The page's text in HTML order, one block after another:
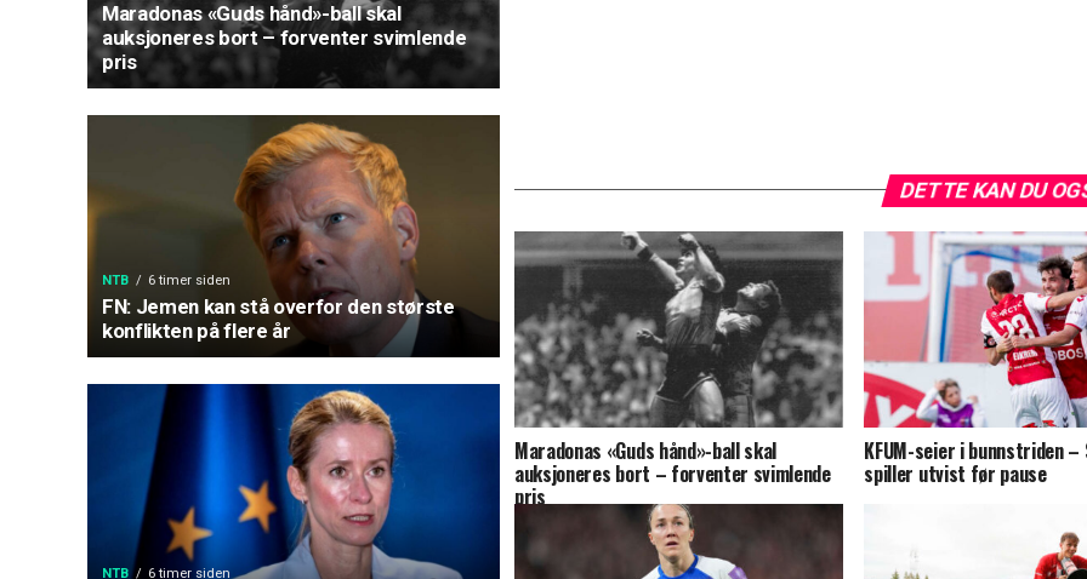
Maradonas «Guds hånd»-ball skal
auksjoneres bort – forventer svimlende
pris
NTB 6 timer siden
FN: Jemen kan stå overfor den største
konflikten på flere år
NTB 6 timer siden
DETTE KAN DU
Maradonas «Guds hånd»-ball skal
auksjoneres bort – forventer svimlende
pris
KFUM-seier i bunnstriden
spiller utvist før pause